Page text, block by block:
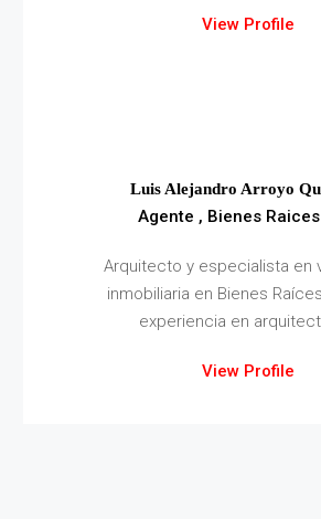
View Profile
Luis Alejandro Arroyo
Agente , Bienes
Arquitecto y especialista en
inmobiliaria en Bienes
experiencia en
View Profile